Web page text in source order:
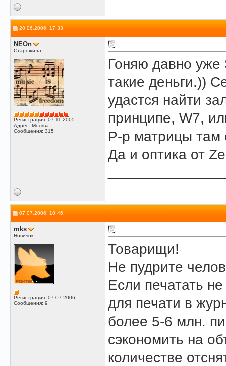
20.06.2006, 17:33
NEOn
Старожила
Регистрация: 07.11.2005
Адрес: Москва
Сообщения: 315
Гоняю давно
такие деньги.))
удастся найти
принципе, W7,
Р-р матрицы там
Да и оптика от
07.07.2006, 10:46
mks
Новичок
Регистрация: 07.07.2006
Сообщения: 9
Товарищи!
Не пудрите
Если печатать
для печати в
более 5-6 млн.
сэкономить на
количестве